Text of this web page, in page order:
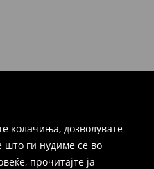
колачиња, дозволувате
што ги нудиме се во
прочитајте ја